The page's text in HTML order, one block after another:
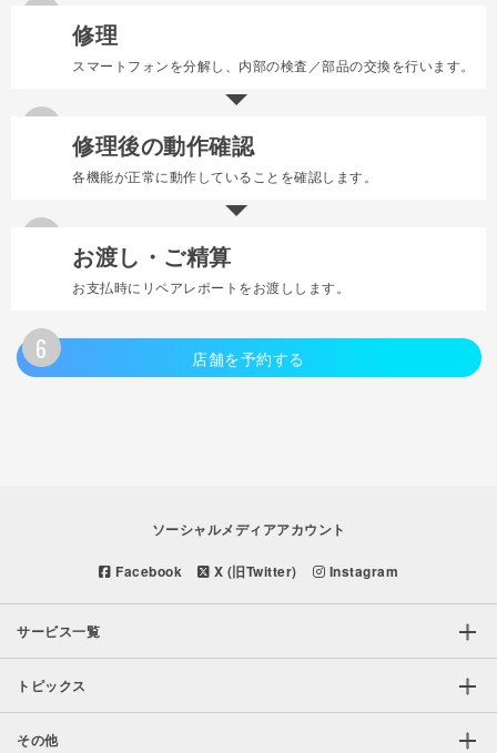
3
4
修理
スマートフォンを分解し、内部の検査／部品の交換を行います。
5
修理後の動作確認
各機能が正常に動作していることを確認します。
6
お渡し・ご精算
お支払時にリペアレポートをお渡しします。
店舗を予約する
ソーシャルメディアアカウント
Facebook X (旧Twitter) Instagram
サービス一覧
トピックス
その他